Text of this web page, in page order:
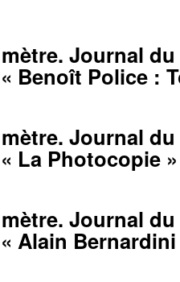
Journal
Benoît Police :
Journal
La Photocopie »
Journal
Alain